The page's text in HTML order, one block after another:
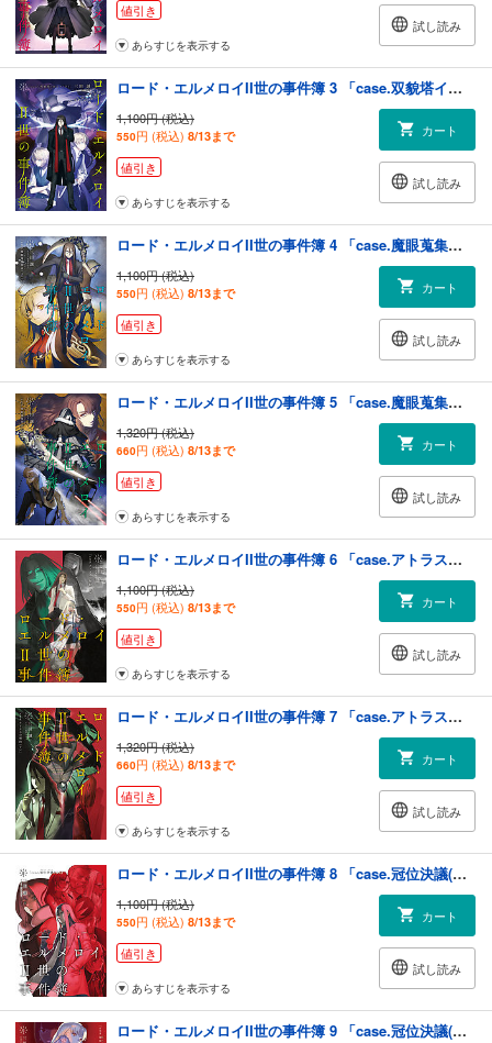
値引き
試し読み
あらすじを表示する
ロード・エルメロイII世の事件簿 3 「case.双貌塔イゼルマ(下)」
1,100円 (税込)
550円 (税込) 8/13まで
値引き
カート
試し読み
あらすじを表示する
ロード・エルメロイII世の事件簿 4 「case.魔眼蒐集列車(上)」
1,100円 (税込)
550円 (税込) 8/13まで
値引き
カート
試し読み
あらすじを表示する
ロード・エルメロイII世の事件簿 5 「case.魔眼蒐集列車(下)」
1,320円 (税込)
660円 (税込) 8/13まで
値引き
カート
試し読み
あらすじを表示する
ロード・エルメロイII世の事件簿 6 「case.アトラスの契約(上)」
1,100円 (税込)
550円 (税込) 8/13まで
値引き
カート
試し読み
あらすじを表示する
ロード・エルメロイII世の事件簿 7 「case.アトラスの契約(下)」
1,320円 (税込)
660円 (税込) 8/13まで
値引き
カート
試し読み
あらすじを表示する
ロード・エルメロイII世の事件簿 8 「case.冠位決議(上)」
1,100円 (税込)
550円 (税込) 8/13まで
値引き
カート
試し読み
あらすじを表示する
ロード・エルメロイII世の事件簿 9 「case.冠位決議(中)」